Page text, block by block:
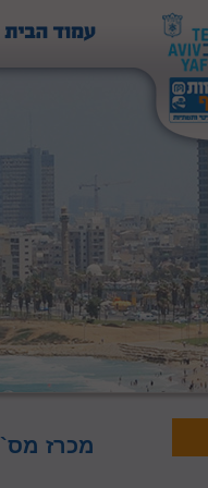
מכרז מס` 6/2026 לעריכת ביטוחי רכוש וחבויות לחברת אחוזות החוף בע"מ